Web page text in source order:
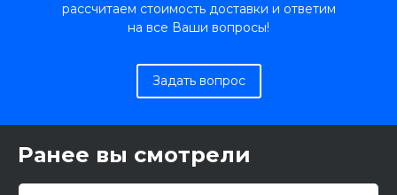
рассчитаем стоимость доставки и ответим
на все Ваши вопросы!
Задать вопрос
Ранее вы смотрели